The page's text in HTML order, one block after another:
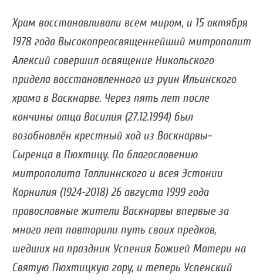
Храм восстанавливали всем миром, и 15 октября
1978 года Высокопреосвященнейший митрополит
Алексий совершил освящение Никольского
придела восстановленного из руин Ильинского
храма в Васкнарве. Через пять лет после
кончины отца Василия (27.12.1994) был
возобновлён крестный ход из Васкнарвы-
Сыренца в Пюхтицу. По благословению
митрополита Таллиннского и всея Эстонии
Корнилия (1924-2018) 26 августа 1999 года
православные жители Васкнарвы впервые за
много лет повторили путь своих предков,
шедших на праздник Успения Божией Матери на
Святую Пюхтицкую гору, и теперь Успенский